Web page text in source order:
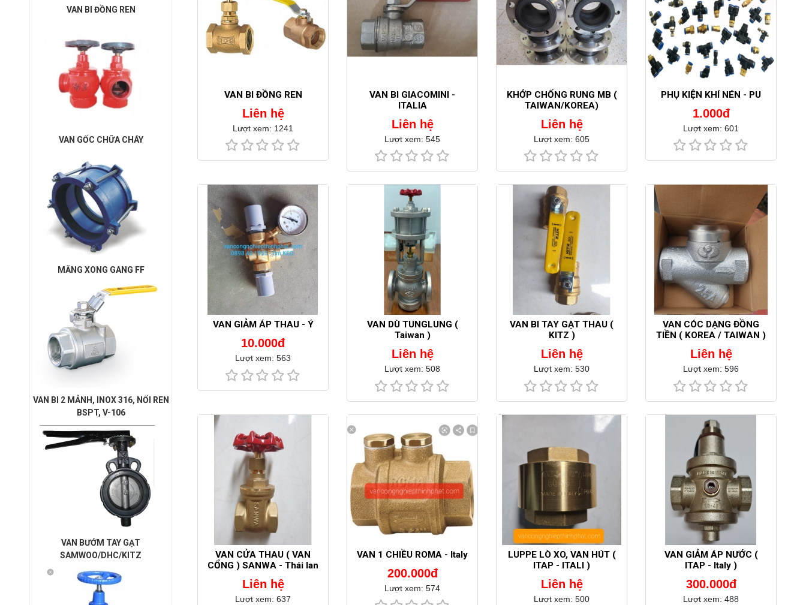
VAN BI ĐỒNG REN
VAN GỐC CHỮA CHÁY
MĂNG XONG GANG FF
VAN BI 2 MẢNH, INOX 316, NỐI REN
BSPT, V-106
VAN BƯỚM TAY GẠT
SAMWOO/DHC/KITZ
VAN BI ĐỒNG REN
Liên hệ
Lượt xem: 1241
VAN BI GIACOMINI -
ITALIA
Liên hệ
Lượt xem: 545
KHỚP CHỐNG RUNG MB (
TAIWAN/KOREA)
Liên hệ
Lượt xem: 605
PHỤ KIỆN KHÍ NÉN - PU
1.000đ
Lượt xem: 601
VAN GIẢM ÁP THAU - Ý
10.000đ
Lượt xem: 563
VAN DÙ TUNGLUNG (
Taiwan )
Liên hệ
Lượt xem: 508
VAN BI TAY GẠT THAU (
KITZ )
Liên hệ
Lượt xem: 530
VAN CÓC DẠNG ĐỒNG
TIỀN ( KOREA / TAIWAN )
Liên hệ
Lượt xem: 596
VAN CỬA THAU ( VAN
CỔNG ) SANWA - Thái lan
Liên hệ
Lượt xem: 637
VAN 1 CHIỀU ROMA - Italy
200.000đ
Lượt xem: 574
LUPPE LÒ XO, VAN HÚT (
ITAP - ITALI )
Liên hệ
Lượt xem: 500
VAN GIẢM ÁP NƯỚC (
ITAP - Italy )
300.000đ
Lượt xem: 488